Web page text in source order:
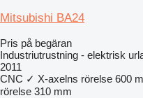
Mitsubishi BA24
Pris på begäran
Industriutrustning - elektrisk
2011
CNC ✓ X-axelns rörelse 600
rörelse 310 mm